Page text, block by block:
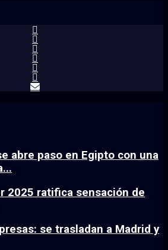
abre paso en Egipto con una
2025 ratifica sensación de
se trasladan a Madrid y